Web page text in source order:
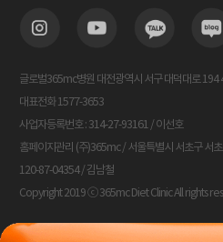
글로벌365mc병원 대전광역시 서구 대덕대로 194
대표전화 1577-3653
사업자등록번호 : 314-27-93161 / 이선호
홈페이지관리 (주)365mc / 서울특별시 서초구 서
120-87-04354 / 김남철
Copyright 2019 ⓒ 365mc Diet Clinic All rights